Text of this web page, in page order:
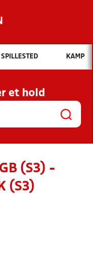
vil du søge efter?
OG NYHEDER
KLUBBER OG
SPILLESTED KAMP
et hold
(S3) -
(S3)